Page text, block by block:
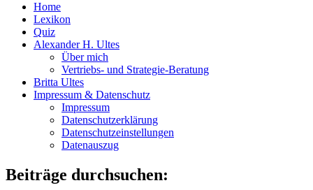
Home
Lexikon
Quiz
Alexander H. Ultes
Über mich
Vertriebs- und Strategie-Beratung
Britta Ultes
Impressum & Datenschutz
Impressum
Datenschutzerklärung
Datenschutzeinstellungen
Datenauszug
Beiträge durchsuchen: